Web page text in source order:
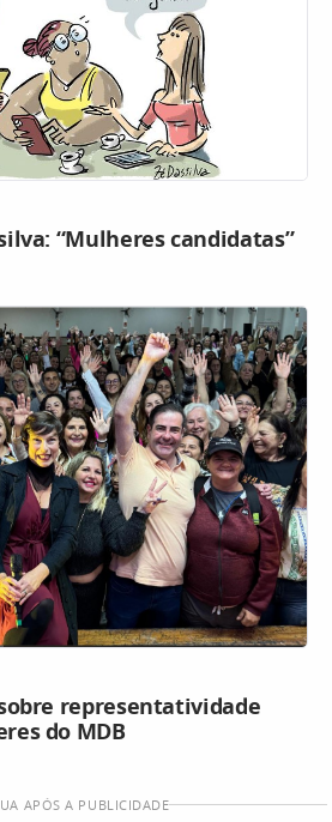
“Mulheres candidatas”
representatividade
do MDB
APÓS A PUBLICIDADE